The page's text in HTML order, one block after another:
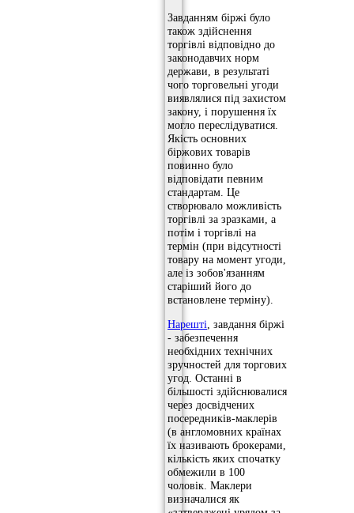
Завданням біржі було
також здійснення
торгівлі відповідно до
законодавчих норм
держави, в результаті
чого торговельні угоди
виявлялися під захистом
закону, і порушення їх
могло переслідуватися.
Якість основних
біржових товарів
повинно було
відповідати певним
стандартам. Це
створювало можливість
торгівлі за зразками, а
потім і торгівлі на
термін (при відсутності
товару на момент угоди,
але із зобов'язанням
старіший його до
встановлене терміну).
Нарешті , завдання біржі
- забезпечення
необхідних технічних
зручностей для торгових
угод. Останні в
більшості здійснювалися
через досвідчених
посередників-маклерів
(в англомовних країнах
їх називають брокерами,
кількість яких спочатку
обмежили в 100
чоловік. Маклери
визначалися як